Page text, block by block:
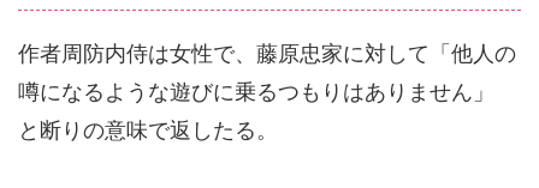
作者周防内侍は女性で、藤原忠家に対して「他人の
噂になるような遊びに乗るつもりはありません」
と断りの意味で返したる。